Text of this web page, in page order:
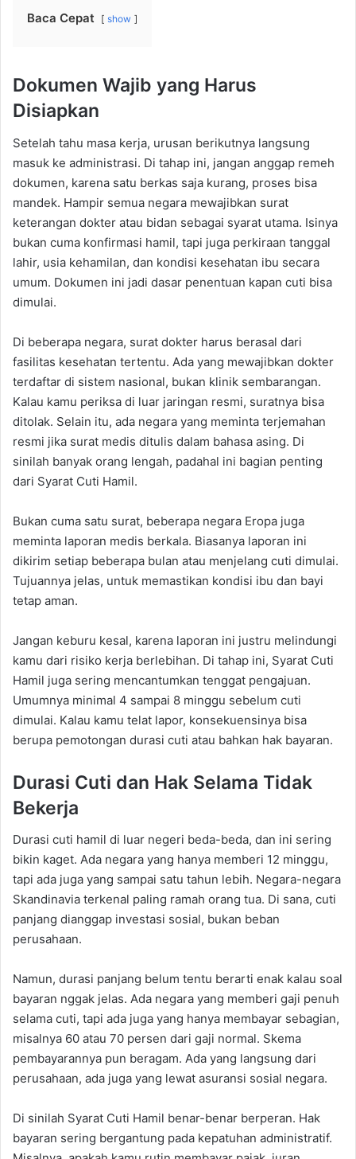
Baca Cepat show
Dokumen Wajib yang Harus
Disiapkan
Setelah tahu masa kerja, urusan berikutnya langsung
masuk ke administrasi. Di tahap ini, jangan anggap remeh
dokumen, karena satu berkas saja kurang, proses bisa
mandek. Hampir semua negara mewajibkan surat
keterangan dokter atau bidan sebagai syarat utama. Isinya
bukan cuma konfirmasi hamil, tapi juga perkiraan tanggal
lahir, usia kehamilan, dan kondisi kesehatan ibu secara
umum. Dokumen ini jadi dasar penentuan kapan cuti bisa
dimulai.
Di beberapa negara, surat dokter harus berasal dari
fasilitas kesehatan tertentu. Ada yang mewajibkan dokter
terdaftar di sistem nasional, bukan klinik sembarangan.
Kalau kamu periksa di luar jaringan resmi, suratnya bisa
ditolak. Selain itu, ada negara yang meminta terjemahan
resmi jika surat medis ditulis dalam bahasa asing. Di
sinilah banyak orang lengah, padahal ini bagian penting
dari Syarat Cuti Hamil.
Bukan cuma satu surat, beberapa negara Eropa juga
meminta laporan medis berkala. Biasanya laporan ini
dikirim setiap beberapa bulan atau menjelang cuti dimulai.
Tujuannya jelas, untuk memastikan kondisi ibu dan bayi
tetap aman.
Jangan keburu kesal, karena laporan ini justru melindungi
kamu dari risiko kerja berlebihan. Di tahap ini, Syarat Cuti
Hamil juga sering mencantumkan tenggat pengajuan.
Umumnya minimal 4 sampai 8 minggu sebelum cuti
dimulai. Kalau kamu telat lapor, konsekuensinya bisa
berupa pemotongan durasi cuti atau bahkan hak bayaran.
Durasi Cuti dan Hak Selama Tidak
Bekerja
Durasi cuti hamil di luar negeri beda-beda, dan ini sering
bikin kaget. Ada negara yang hanya memberi 12 minggu,
tapi ada juga yang sampai satu tahun lebih. Negara-negara
Skandinavia terkenal paling ramah orang tua. Di sana, cuti
panjang dianggap investasi sosial, bukan beban
perusahaan.
Namun, durasi panjang belum tentu berarti enak kalau soal
bayaran nggak jelas. Ada negara yang memberi gaji penuh
selama cuti, tapi ada juga yang hanya membayar sebagian,
misalnya 60 atau 70 persen dari gaji normal. Skema
pembayarannya pun beragam. Ada yang langsung dari
perusahaan, ada juga yang lewat asuransi sosial negara.
Di sinilah Syarat Cuti Hamil benar-benar berperan. Hak
bayaran sering bergantung pada kepatuhan administratif.